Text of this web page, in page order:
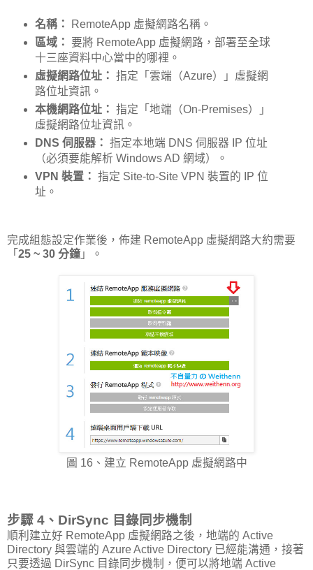
名稱：
RemoteApp 虛擬網路名稱。
區域： 要將 RemoteApp 虛擬網路，部署至全球
十三座資料中心當中的哪裡。
虛擬網路位址： 指定「雲端（Azure）」虛擬網
路位址資訊。
本機網路位址： 指定「地端（On-Premises）」
虛擬網路位址資訊。
DNS 伺服器： 指定本地端 DNS 伺服器 IP 位址
（必須要能解析 Windows AD 網域）。
VPN 裝置： 指定 Site-to-Site VPN 裝置的 IP 位
址。
完成組態設定作業後，佈建 RemoteApp 虛擬網路大約需要
「 25 ~ 30 分鐘 」。
圖 16、建立 RemoteApp 虛擬網路中
步驟 4、DirSync 目錄同步機制
順利建立好 RemoteApp 虛擬網路之後，地端的 Active
Directory 與雲端的 Azure Active Directory 已經能溝通，接著
只要透過 DirSync 目錄同步機制，便可以將地端 Active